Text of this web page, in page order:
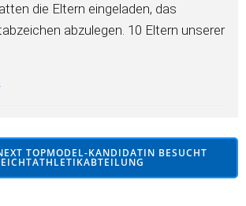
die Eltern eingeladen, das
abzulegen. 10 Eltern unserer
TOPMODEL-KANDIDATIN BESUCHT